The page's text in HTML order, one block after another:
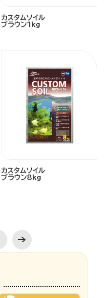
カスタムソイル
ブラウン1kg
カスタムソイル
ブラウン8kg